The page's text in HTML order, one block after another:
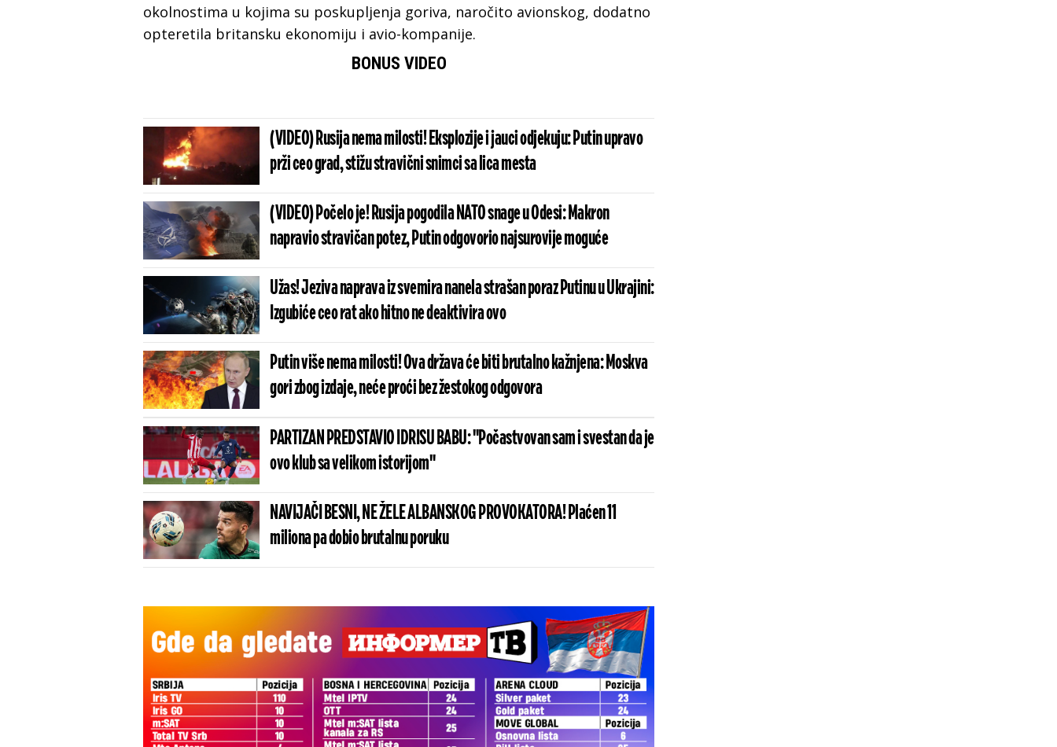
okolnostima u kojima su poskupljenja goriva, naročito avionskog, dodatno
opteretila britansku ekonomiju i avio-kompanije.
BONUS VIDEO
(VIDEO) Rusija nema milosti! Eksplozije i jauci odjekuju: Putin upravo
prži ceo grad, stižu stravični snimci sa lica mesta
(VIDEO) Počelo je! Rusija pogodila NATO snage u Odesi: Makron
napravio stravičan potez, Putin odgovorio najsurovije moguće
Užas! Jeziva naprava iz svemira nanela strašan poraz Putinu u Ukrajini:
Izgubiće ceo rat ako hitno ne deaktivira ovo
Putin više nema milosti! Ova država će biti brutalno kažnjena: Moskva
gori zbog izdaje, neće proći bez žestokog odgovora
PARTIZAN PREDSTAVIO IDRISU BABU: "Počastvovan sam i svestan da je
ovo klub sa velikom istorijom"
NAVIJAČI BESNI, NE ŽELE ALBANSKOG PROVOKATORA! Plaćen 11
miliona pa dobio brutalnu poruku